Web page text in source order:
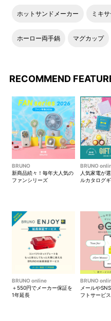
広口ポケット×2、背面ポケッ
ト×1、取り外しできるポーチ
にはポケット×4の、コンパク
トながら充実したポケット数
です。
中のポーチポケットは取り外
ホットサンドメーカー ミキ
ホーロー両手鍋 マグカップ
RECOMMEND
BRUNO
新商品続々！毎年大人気の
ファンシリーズ
BRUNO
人気家電が
ルカタログ
BRUNO online
＋550円でメーカー保証を
1年延長
BRUNO
メールや
フトサービス